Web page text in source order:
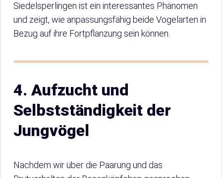
Siedelsperlingen ist ein interessantes Phänomen
und zeigt, wie anpassungsfähig beide Vogelarten in
Bezug auf ihre Fortpflanzung sein können.
4. Aufzucht und
Selbstständigkeit der
Jungvögel
Nachdem wir über die Paarung und das